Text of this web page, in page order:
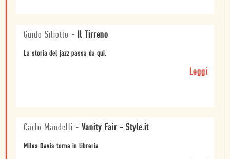
Guido Siliotto - Il Tirreno
La storia del jazz passa da qui.
Leggi
Carlo Mandelli - Vanity Fair - Style.it
Miles Davis torna in libreria